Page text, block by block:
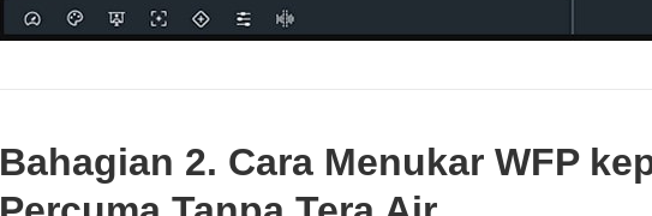
Bahagian 2. Cara Menukar WFP